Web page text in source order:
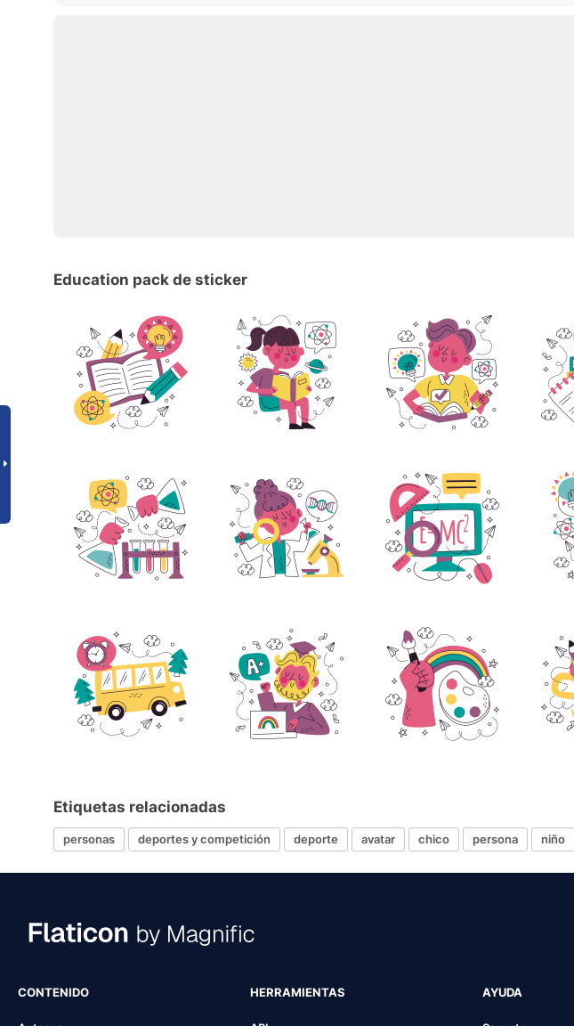
Education pack de sticker
Etiquetas relacionadas
personas deportes y competición deporte avatar chico persona niño
CONTENIDO HERRAMIENTAS AYUDA